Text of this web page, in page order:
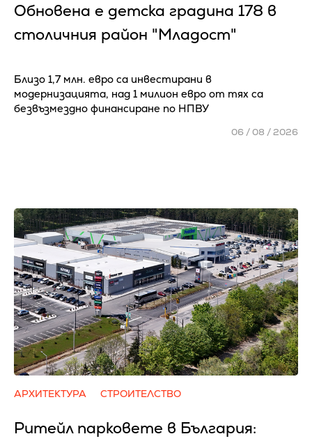
Обновена е детска градина 178 в
столичния район "Младост"
Близо 1,7 млн. евро са инвестирани в
модернизацията, над 1 милион евро от тях са
безвъзмездно финансиране по НПВУ
06 / 08 / 2026
АРХИТЕКТУРА СТРОИТЕЛСТВО
Ритейл парковете в България: